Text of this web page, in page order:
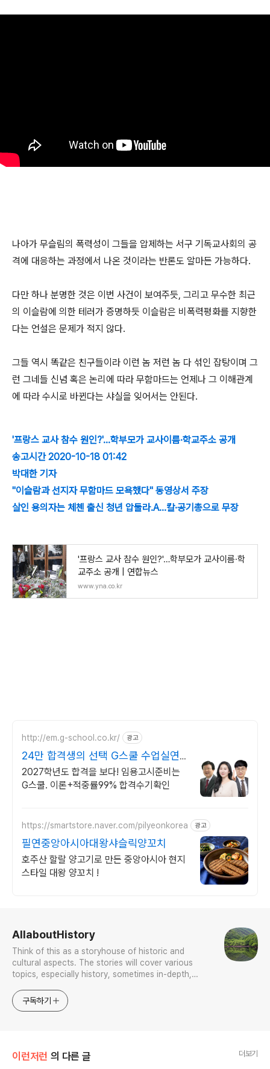
나아가 무슬림의 폭력성이 그들을 압제하는 서구 기독교사회의 공
격에 대응하는 과정에서 나온 것이라는 반론도 알마든 가능하다.
다만 하나 분명한 것은 이번 사건이 보여주듯, 그리고 무수한 최근
의 이슬람에 의한 테러가 증명하듯 이슬람은 비폭력평화를 지향한
다는 언설은 문제가 적지 않다.
그들 역시 똑같은 친구들이라 이런 놈 저런 놈 다 섞인 잡탕이며 그
런 그네들 신념 혹은 논리에 따라 무함마드는 언제나 그 이해관계
에 따라 수시로 바뀐다는 샤실을 잊어서는 안된다.
'프랑스 교사 참수 원인?'…학부모가 교사이름·학교주소 공개
송고시간 2020-10-18 01:42
박대한 기자
"이슬람과 선지자 무함마드 모욕했다" 동영상서 주장
살인 용의자는 체첸 출신 청년 압둘라.A…칼·공기총으로 무장
'프랑스 교사 참수 원인?'…학부모가 교사이름·학
교주소 공개 | 연합뉴스
www.yna.co.kr
http://em.g-school.co.kr/ 광고
24만 합격생의 선택 G스쿨 수업실연,
음악실기 전문학원
2027학년도 합격을 보다! 임용고시준비는
G스쿨. 이론+적중률99% 합격수기확인
https://smartstore.naver.com/pilyeonkorea 광고
필연중앙아시아대왕샤슬릭양꼬치
호주산 할랄 양고기로 만든 중앙아시아 현지
스타일 대왕 양꼬치 !
AllaboutHistory
Think of this as a storyhouse of historic and
cultural aspects. The stories will cover various
topics, especially history, sometimes in-depth,
approach will be to resist any common sense or
generalized viewpoint
구독하기
이런저런 의 다른 글 더보기